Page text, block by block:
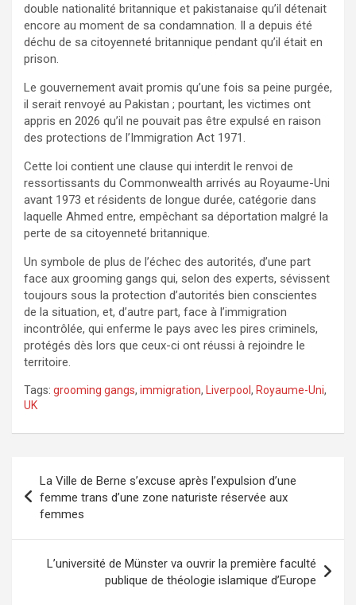
double nationalité britannique et pakistanaise qu’il détenait
encore au moment de sa condamnation. Il a depuis été
déchu de sa citoyenneté britannique pendant qu’il était en
prison.
Le gouvernement avait promis qu’une fois sa peine purgée,
il serait renvoyé au Pakistan ; pourtant, les victimes ont
appris en 2026 qu’il ne pouvait pas être expulsé en raison
des protections de l’Immigration Act 1971.
Cette loi contient une clause qui interdit le renvoi de
ressortissants du Commonwealth arrivés au Royaume-Uni
avant 1973 et résidents de longue durée, catégorie dans
laquelle Ahmed entre, empêchant sa déportation malgré la
perte de sa citoyenneté britannique.
Un symbole de plus de l’échec des autorités, d’une part
face aux grooming gangs qui, selon des experts, sévissent
toujours sous la protection d’autorités bien conscientes
de la situation, et, d’autre part, face à l’immigration
incontrôlée, qui enferme le pays avec les pires criminels,
protégés dès lors que ceux-ci ont réussi à rejoindre le
territoire.
Tags: grooming gangs, immigration, Liverpool , Royaume-Uni,
UK
de
l’article
La Ville de Berne s’excuse après l’expulsion d’une
femme trans d’une zone naturiste réservée aux
femmes
L’université de Münster va ouvrir la première faculté
publique de théologie islamique d’Europe